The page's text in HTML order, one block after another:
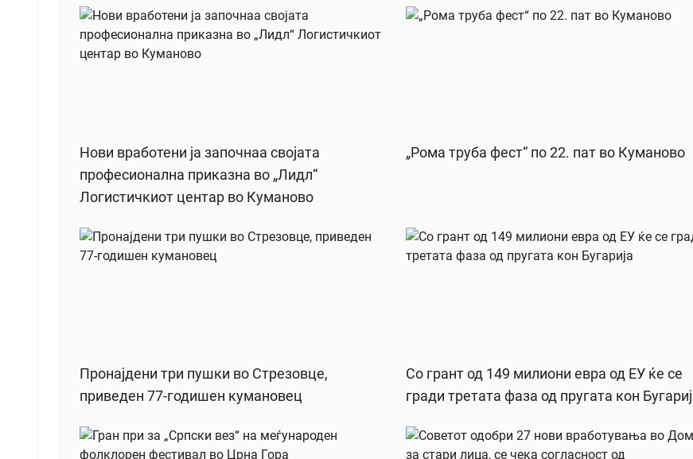
Нови вработени ја започнаа својата
професионална приказна во „Лидл“
Логистичкиот центар во Куманово
„Рома труба фест“ по 22. пат во Куманово
Пронајдени три пушки во Стрезовце,
приведен 77-годишен кумановец
Со грант од 149 милиони евра од ЕУ ќе се
гради третата фаза од пругата кон